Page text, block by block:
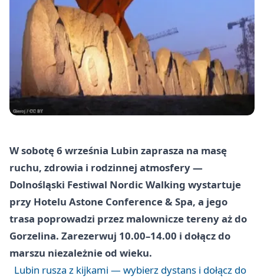
W sobotę 6 września Lubin zaprasza na masę
ruchu, zdrowia i rodzinnej atmosfery —
Dolnośląski Festiwal Nordic Walking wystartuje
przy Hotelu Astone Conference & Spa, a jego
trasa poprowadzi przez malownicze tereny aż do
Gorzelina. Zarezerwuj 10.00–14.00 i dołącz do
marszu niezależnie od wieku.
Lubin rusza z kijkami — wybierz dystans i dołącz do